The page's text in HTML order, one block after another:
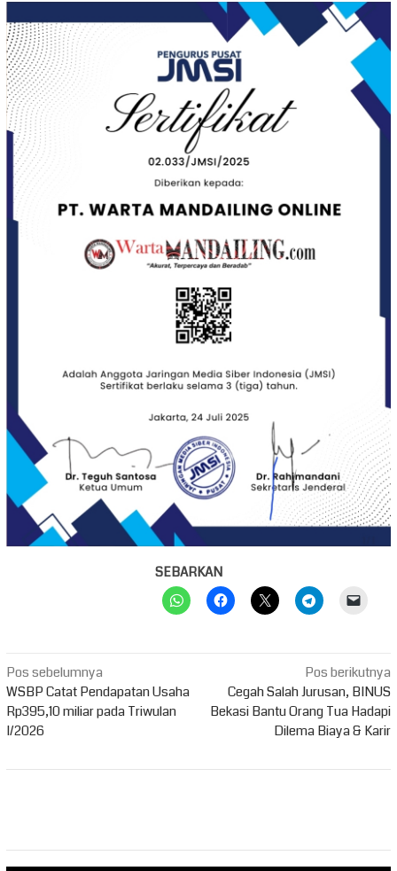
SEBARKAN
Navigasi
pos
Pos sebelumnya
WSBP Catat Pendapatan Usaha
Rp395,10 miliar pada Triwulan
I/2026
Pos berikutnya
Cegah Salah Jurusan, BINUS
Bekasi Bantu Orang Tua Hadapi
Dilema Biaya & Karir